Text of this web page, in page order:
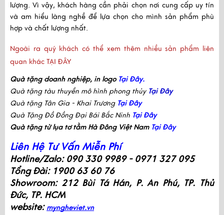
lượng. Vì vậy, khách hàng cần phải chọn nơi cung cấp uy tín
và am hiểu làng nghề để lựa chọn cho mình sản phẩm phù
hợp và chất lượng nhất.
Ngoài ra quý khách có thể xem thêm nhiều sản phẩm liên
quan khác TẠI ĐÂY
Quà tặng doanh nghiệp, in logo Tại Đây.
Quà tặng tàu thuyền mô hình phong thủy Tại Đây
Quà tặng Tân Gia - Khai Trương Tại Đây
Quà Tặng Đồ Đồng Đại Bái Bắc Ninh Tại Đây
Quà tặng từ lụa tơ tằm Hà Đông Việt Nam Tại Đây
Liên Hệ Tư Vấn Miễn Phí
Hotline/Zalo: 090 330 9989 - 0971 327 095
Tổng Đài: 1900 63 60 76
Showroom: 212 Bùi Tá Hán, P. An Phú, TP. Thủ
Đức, TP. HCM
website: myngheviet.vn